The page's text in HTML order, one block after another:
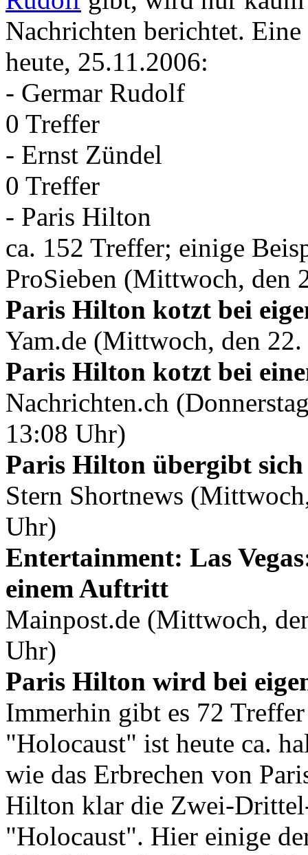
Nachrichten berichtet.
heute, 25.11.2006:
- Germar Rudolf
0 Treffer
- Ernst Zündel
0 Treffer
- Paris Hilton
ca. 152 Treffer; einige
ProSieben (Mittwoch, den
Paris Hilton kotzt bei
Yam.de (Mittwoch, den
Paris Hilton kotzt bei
Nachrichten.ch
13:08 Uhr)
Paris Hilton übergibt sich
Stern Shortnews
Uhr)
Entertainment: Las
einem Auftritt
Mainpost.de (Mittwoch,
Uhr)
Paris Hilton wird bei
Immerhin gibt es 72
"Holocaust" ist heute ca.
wie das Erbrechen von
Hilton klar die Zwei-
"Holocaust". Hier einige